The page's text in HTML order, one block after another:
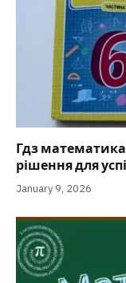
Гдз
рішення для
January 9, 2026